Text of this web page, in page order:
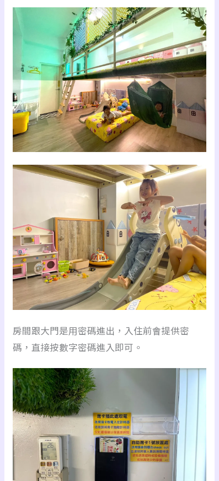
房間跟大門是用密碼進出，入住前會提供密
碼，直接按數字密碼進入即可。